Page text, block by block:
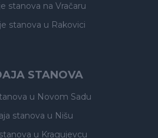
stanova na Vračaru
stanova u Rakovici
STANOVA
u Novom Sadu
stanova u Nišu
u Kragujevcu